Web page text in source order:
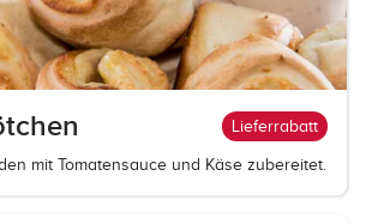
Lieferrabatt
mit Tomatensauce und Käse zubereitet.